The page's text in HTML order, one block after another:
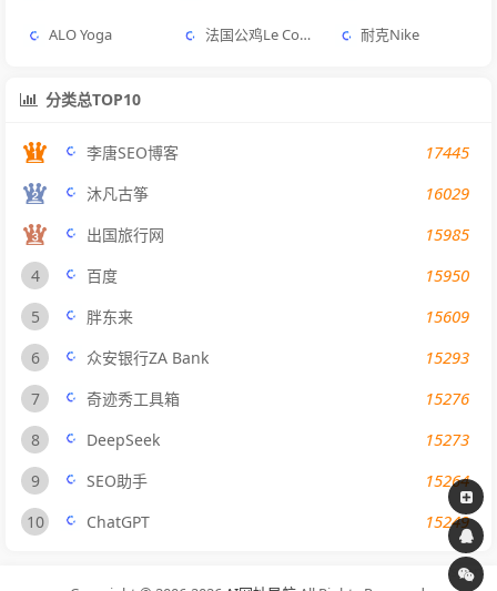
ALO Yoga 法国公鸡Le Coq Sportif 耐克Nike
分类总TOP10
李唐SEO博客 17445
沐凡古筝 16029
出国旅行网 15985
4 百度 15950
5 胖东来 15609
6 众安银行ZA Bank 15293
7 奇迹秀工具箱 15276
8 DeepSeek 15273
9 SEO助手 15264
10 ChatGPT 15249
span